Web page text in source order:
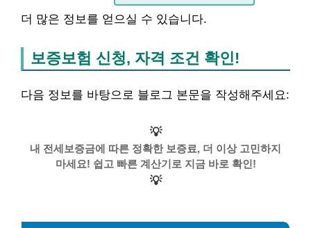
더 많은 정보를 얻으실 수 있습니다.
보증보험 신청, 자격 조건 확인!
다음 정보를 바탕으로 블로그 본문을 작성해주세요:
💡
내 전세보증금에 따른 정확한 보증료, 더 이상 고민하지
마세요! 쉽고 빠른 계산기로 지금 바로 확인!
💡